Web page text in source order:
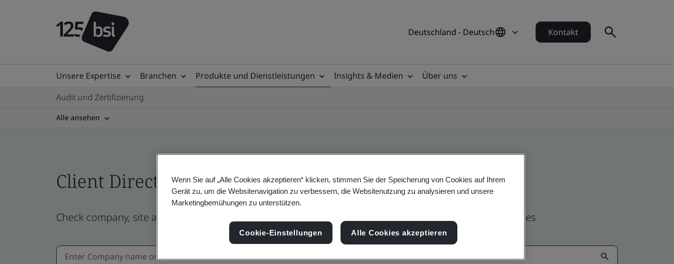
Deutschland - Deutsch Kontakt
Unsere Expertise Branchen Produkte und Dienstleistungen Insights & Medien
Über uns
Audit und Zertifizierung
Alle ansehen
Client Directory profile
Check company, site and product certificates - Validation and Verification, German and global companies
Wenn Sie auf „Alle Cookies akzeptieren“ klicken, stimmen Sie der Speicherung von Cookies auf Ihrem
Gerät zu, um die Websitenavigation zu verbessern, die Websitenutzung zu analysieren und unsere
Marketingbemühungen zu unterstützen.
Cookie-Einstellungen Alle Cookies akzeptieren